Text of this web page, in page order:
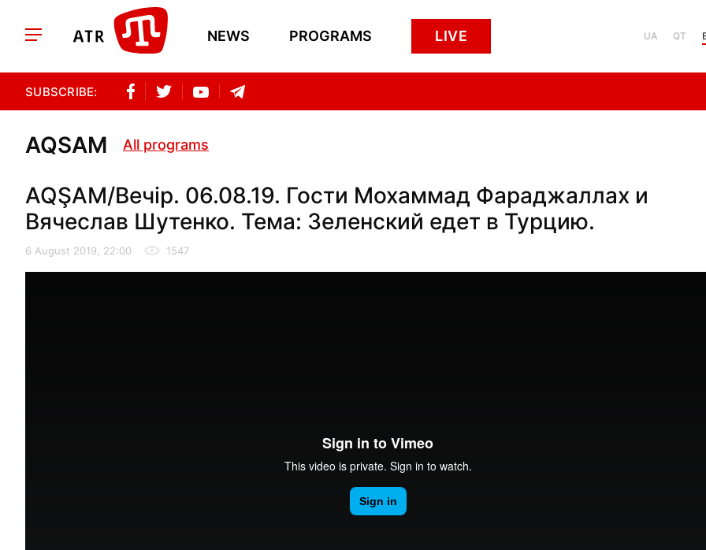
NEWS PROGRAMS LIVE UA QT
SUBSCRIBE:
AQSAM All programs
AQŞAM/Вечір. 06.08.19. Гости Мохаммад Фараджаллах и
Вячеслав Шутенко. Тема: Зеленский едет в Турцию.
6 August 2019, 22:00 1547